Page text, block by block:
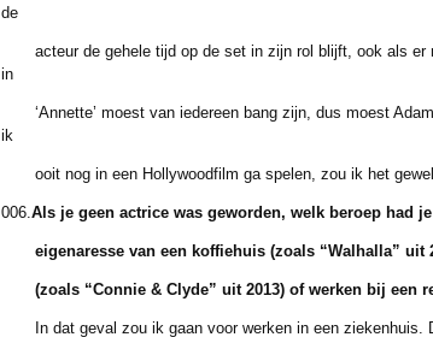
de
acteur de gehele tijd op de set in zijn rol blijft, ook als er
in
‘Annette’ moest van iedereen bang zijn, dus moest
ik
ooit nog in een Hollywoodfilm ga spelen, zou ik het
006.Als je geen actrice was geworden, welk beroep had
eigenaresse van een koffiehuis (zoals “Walhalla” uit
(zoals “Connie & Clyde” uit 2013) of werken bij een
In dat geval zou ik gaan voor werken in een